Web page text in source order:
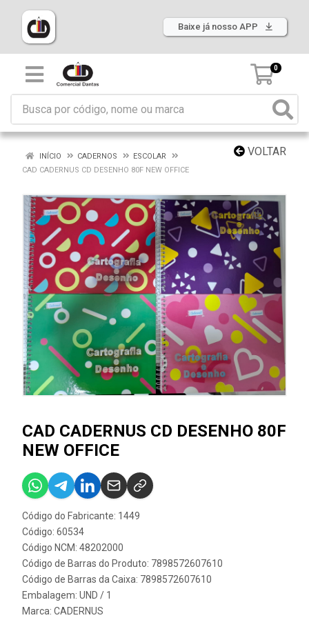
Baixe já nosso APP
0
VOLTAR
INÍCIO CADERNOS
ESCOLAR
CAD CADERNUS CD DESENHO 80F NEW OFFICE
CAD CADERNUS CD DESENHO 80F
NEW OFFICE
Código do Fabricante: 1449
Código: 60534
Código NCM: 48202000
Código de Barras do Produto: 7898572607610
Código de Barras da Caixa: 7898572607610
Embalagem: UND / 1
Marca: CADERNUS